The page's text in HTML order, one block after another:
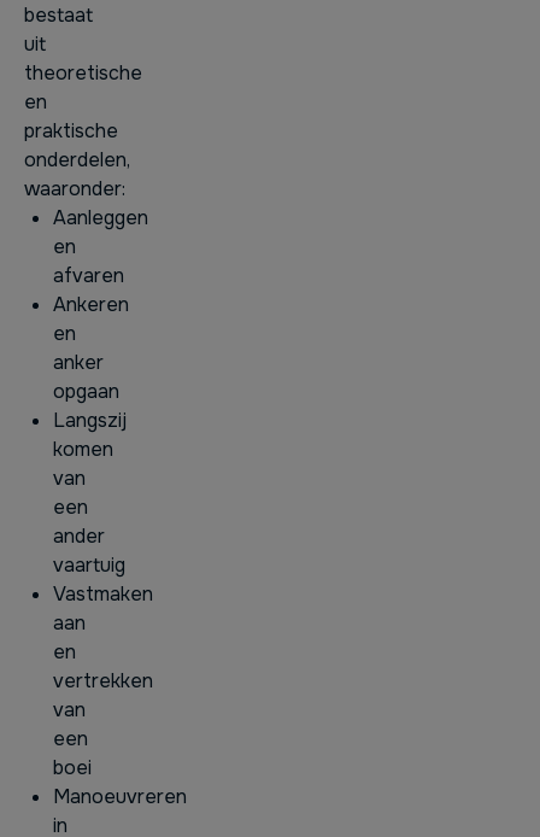
bestaat
uit
theoretische
en
praktische
onderdelen,
waaronder:
Aanleggen
en
afvaren
Ankeren
en
anker
opgaan
Langszij
komen
van
een
ander
vaartuig
Vastmaken
aan
en
vertrekken
van
een
boei
Manoeuvreren
in